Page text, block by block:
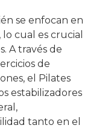
se enfocan en
cual es crucial
A través de
de
el Pilates
estabilizadores
tanto en el